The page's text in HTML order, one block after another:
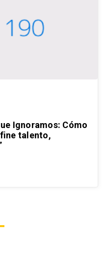
Ignoramos: Cómo
talento,